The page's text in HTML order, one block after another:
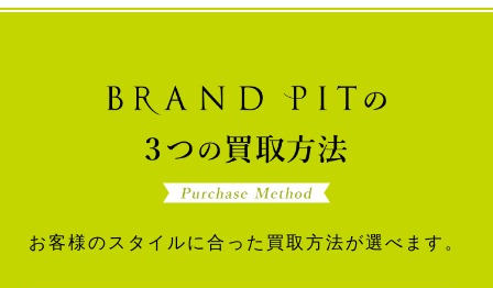
お客様のスタイルに合った買取方法が選べます。